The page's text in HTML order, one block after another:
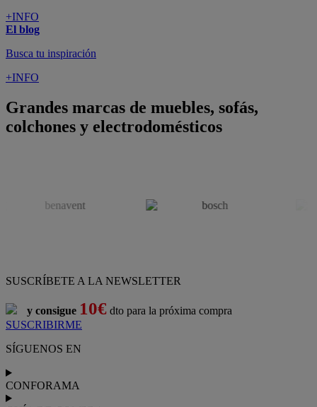
+INFO
El blog
Busca tu inspiración
+INFO
Grandes marcas de muebles, sofás,
colchones y electrodomésticos
SUSCRÍBETE A LA NEWSLETTER
y consigue 10€ dto para la próxima compra
SUSCRIBIRME
SÍGUENOS EN
CONFORAMA